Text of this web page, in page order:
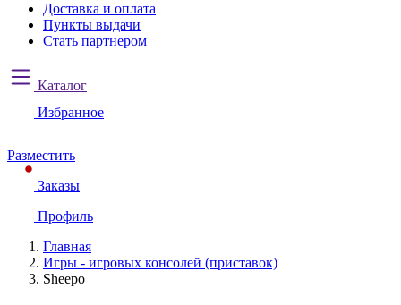
Доставка и оплата
Пункты выдачи
Стать партнером
Каталог
Избранное
Разместить
Заказы
Профиль
Главная
Игры - игровых консолей (приставок)
Sheepo